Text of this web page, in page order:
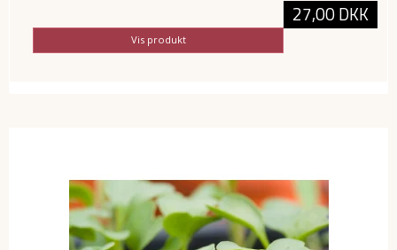
27,00 DKK
Vis produkt